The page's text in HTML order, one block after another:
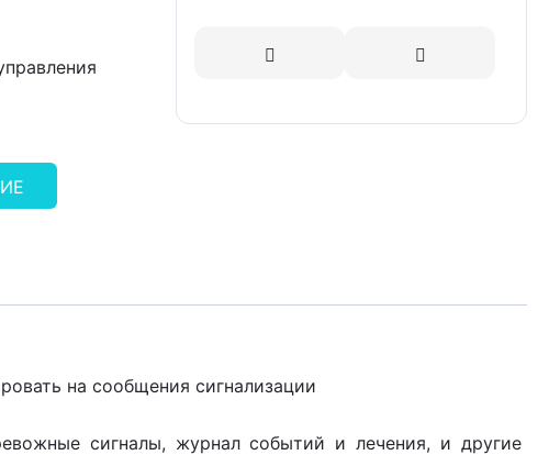
на сообщения сигнализации
сигналы, журнал событий и лечения, и другие